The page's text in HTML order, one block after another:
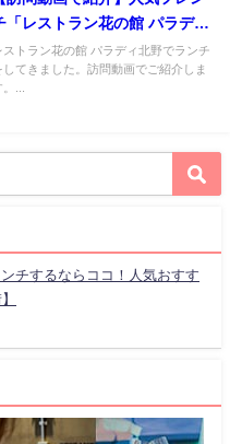
「レストラン花の館 パラディ
野」でランチ【神戸北野異人
】
ストラン花の館 パラディ北野でランチ
してきました。訪問動画でご紹介しま
...
ンチするならココ！人気おすす